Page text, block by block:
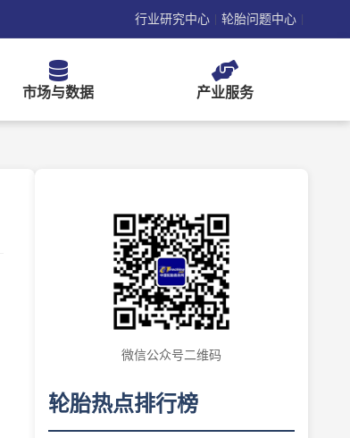
行业研究中心 | 轮胎问题中心 |
市场与数据 产业服务
微信公众号二维码
轮胎热点排行榜